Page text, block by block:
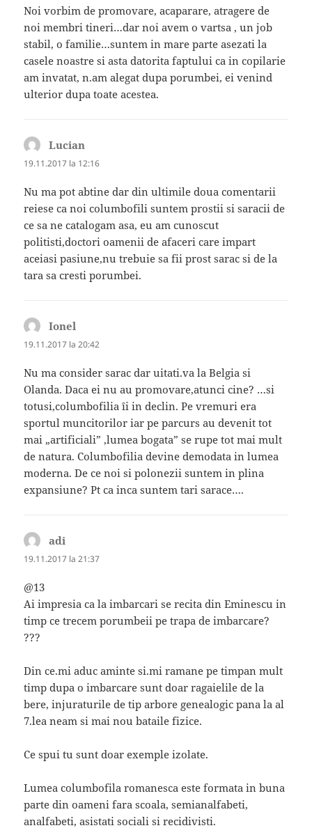
Noi vorbim de promovare, acaparare, atragere de
noi membri tineri…dar noi avem o vartsa , un job
stabil, o familie…suntem in mare parte asezati la
casele noastre si asta datorita faptului ca in copilarie
am invatat, n.am alegat dupa porumbei, ei venind
ulterior dupa toate acestea.
Lucian
19.11.2017 la 12:16
Nu ma pot abtine dar din ultimile doua comentarii
reiese ca noi columbofili suntem prostii si saracii de
ce sa ne catalogam asa, eu am cunoscut
politisti,doctori oamenii de afaceri care impart
aceiasi pasiune,nu trebuie sa fii prost sarac si de la
tara sa cresti porumbei.
Ionel
19.11.2017 la 20:42
Nu ma consider sarac dar uitati.va la Belgia si
Olanda. Daca ei nu au promovare,atunci cine? …si
totusi,columbofilia îi in declin. Pe vremuri era
sportul muncitorilor iar pe parcurs au devenit tot
mai „artificiali” ,lumea bogata” se rupe tot mai mult
de natura. Columbofilia devine demodata in lumea
moderna. De ce noi si polonezii suntem in plina
expansiune? Pt ca inca suntem tari sarace….
adi
19.11.2017 la 21:37
@13
Ai impresia ca la imbarcari se recita din Eminescu in
timp ce trecem porumbeii pe trapa de imbarcare?
???
Din ce.mi aduc aminte si.mi ramane pe timpan mult
timp dupa o imbarcare sunt doar ragaielile de la
bere, injuraturile de tip arbore genealogic pana la al
7.lea neam si mai nou bataile fizice.
Ce spui tu sunt doar exemple izolate.
Lumea columbofila romanesca este formata in buna
parte din oameni fara scoala, semianalfabeti,
analfabeti, asistati sociali si recidivisti.